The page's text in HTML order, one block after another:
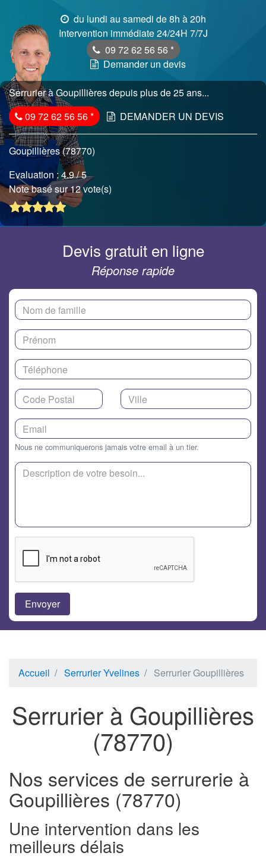
du lundi au samedi de 8h à 20h
Intervention immédiate 24/24H 7/7J
09 72 62 56 56 *
Demander un devis
Serrurier à Goupillières depuis plus de 25 ans...
09 72 62 56 56* DEMANDER UN DEVIS
Goupillières (78770)
Evaluation :4.9/ 5
Note basé sur 12 vote(s)
Devis gratuit en ligne
Réponse rapide
Nous ne communiquerons jamais votre email à un tier.
Accueil Serrurier Yvelines Serrurier Goupillières
Serrurier à Goupillières
(78770)
Nos services de serrurerie à
Goupillières (78770)
Une intervention dans les
meilleurs délais